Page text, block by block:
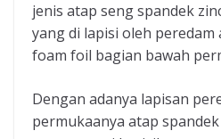
jenis atap seng spandek
yang di lapisi oleh
foam foil bagian bawah
Dengan adanya lapisan
permukaanya atap